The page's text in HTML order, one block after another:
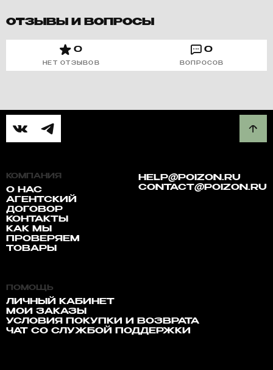
ОТЗЫВЫ И ВОПРОСЫ
0
НЕТ ОТЗЫВОВ
0
ВОПРОСОВ
КОМПАНИЯ
О НАС
АГЕНТСКИЙ
ДОГОВОР
КОНТАКТЫ
КАК МЫ
ПРОВЕРЯЕМ
ТОВАРЫ
HELP@POIZON.RU
CONTACT@POIZON.RU
ПОМОЩЬ
ЛИЧНЫЙ КАБИНЕТ
МОИ ЗАКАЗЫ
УСЛОВИЯ ПОКУПКИ И ВОЗВРАТА
ЧАТ СО СЛУЖБОЙ ПОДДЕРЖКИ